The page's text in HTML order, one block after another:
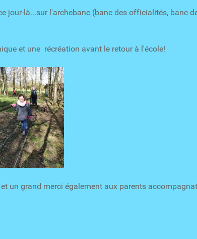
jour-là...sur l'archebanc (banc des officialités, banc
et une récréation avant le retour à l'école!
un grand merci également aux parents